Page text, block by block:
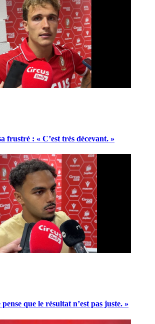
frustré : « C’est très décevant. »
que le résultat n’est pas juste. »